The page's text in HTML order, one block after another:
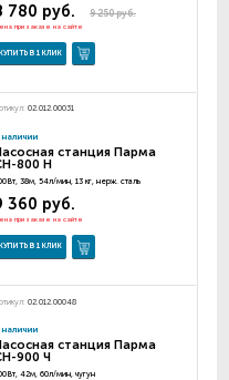
9 250 руб.
780 руб.
при заказе на сайте
КУПИТЬ В 1 КЛИК
02.012.00031
станция Парма
800 Н
38м, 54л/мин, 13 кг, нерж. сталь
360 руб.
при заказе на сайте
КУПИТЬ В 1 КЛИК
02.012.00048
станция Парма
900 Ч
42м, 60л/мин, чугун